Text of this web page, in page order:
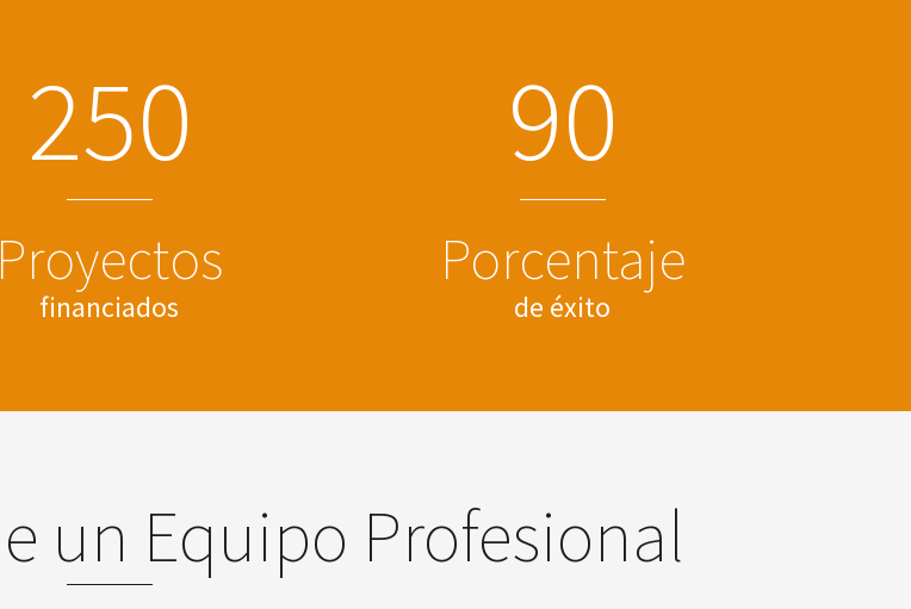
250
Proyectos
financiados
90
Porcentaje
de éxito
un Equipo Profesional